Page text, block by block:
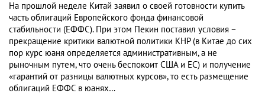
На прошлой неделе Китай заявил о своей готовности купить
часть облигаций Европейского фонда финансовой
стабильности (ЕФФС). При этом Пекин поставил условия –
прекращение критики валютной политики КНР (в Китае до сих
пор курс юаня определяется административным, а не
рыночным путем, что очень беспокоит США и ЕС) и получение
«гарантий от разницы валютных курсов», то есть размещение
облигаций ЕФФС в юанях…